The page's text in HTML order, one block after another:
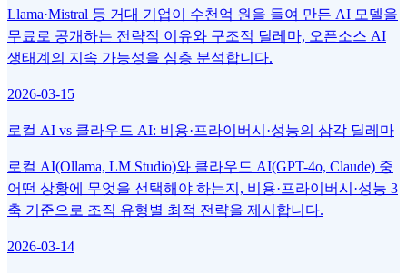
Llama·Mistral 등 거대 기업이 수천억 원을 들여 만든 AI 모델을
무료로 공개하는 전략적 이유와 구조적 딜레마, 오픈소스 AI
생태계의 지속 가능성을 심층 분석합니다.
2026-03-15
로컬 AI vs 클라우드 AI: 비용·프라이버시·성능의 삼각 딜레마
로컬 AI(Ollama, LM Studio)와 클라우드 AI(GPT-4o, Claude) 중
어떤 상황에 무엇을 선택해야 하는지, 비용·프라이버시·성능 3
축 기준으로 조직 유형별 최적 전략을 제시합니다.
2026-03-14